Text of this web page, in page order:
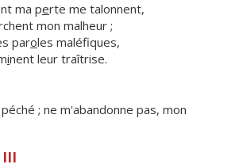
ma perte me talonnent,
mon malheur ;
paroles maléfiques,
inent leur traîtrise.
; ne m'abandonne pas, mon
III